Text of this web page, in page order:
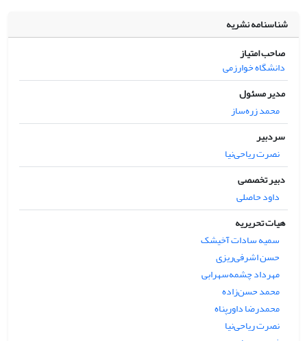
شناسنامه نشریه
صاحب امتیاز
دانشگاه خوارزمی
مدیر مسئول
محمد زره‌ساز
سردبیر
نصرت ریاحی‌نیا
دبیر تخصصی
داود حاصلی
هیات تحریریه
سمیه سادات آخیشک
حسن اشرفی‌ریزی
مهرداد چشمه‌سهرابی
محمد حسن‌زاده
محمدرضا داورپناه
نصرت ریاحی‌نیا